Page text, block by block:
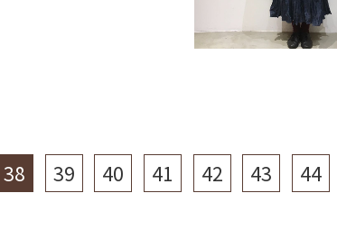
38 39 40 41 42 43 44